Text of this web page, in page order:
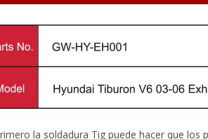
la soldadura Tig puede hacer que